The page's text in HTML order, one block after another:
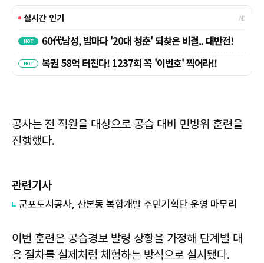
공사는 전 직원을 대상으로 공습 대비 민방위 훈련을
진행했다.
관련기사
군포도시공사, 산본동 복합개발 주민기획단 운영 마무리
이번 훈련은 공습경보 발령 상황을 가정해 단계별 대
응 절차를 실제처럼 체험하는 방식으로 실시됐다.